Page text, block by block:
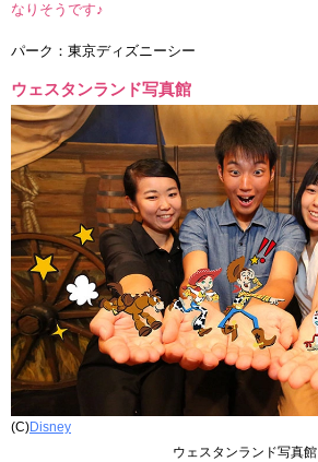
なりそうです♪
パーク：東京ディズニーシー
ウェスタンランド写真館
(C)Disney
ウェスタンランド写真館